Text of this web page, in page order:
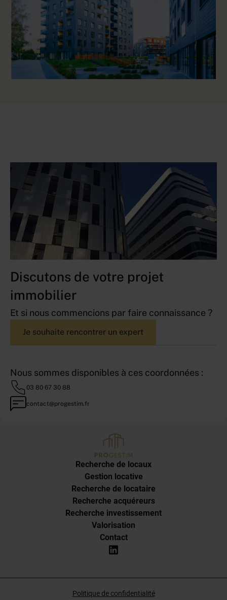
Discutons de votre projet
immobilier
Et si nous commencions par faire connaissance ?
Je souhaite rencontrer un expert
Nous sommes disponibles à ces coordonnées :
03 80 67 30 88
contact@progestim.fr
Recherche de locaux
Gestion locative
Recherche de locataire
Recherche acquéreurs
Recherche investissement
Valorisation
Contact
Politique de confidentialité